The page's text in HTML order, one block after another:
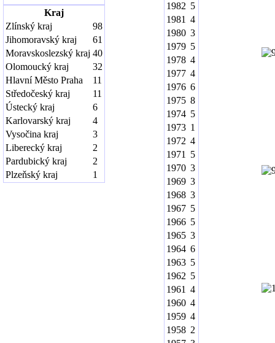
Kraj
Zlínský kraj
98
Jihomoravský kraj
61
Moravskoslezský kraj 40
Olomoucký kraj
32
Hlavní Město Praha
11
Středočeský kraj
11
Ústecký kraj
6
Karlovarský kraj
4
Vysočina kraj
3
Liberecký kraj
2
Pardubický kraj
2
Plzeňský kraj
1
1982 5
1981 4
1980 3
1979 5
1978 4
1977 4
1976 6
1975 8
1974 5
1973 1
1972 4
1971
5
1970 3
1969 3
1968 3
1967 5
1966 5
1965 3
1964 6
1963 5
1962 5
1961 4
1960 4
1959 4
1958 2